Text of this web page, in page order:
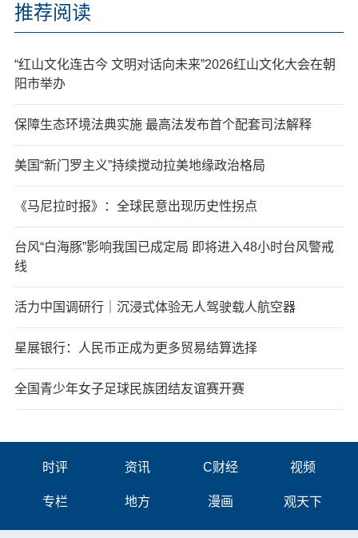
推荐阅读
“红山文化连古今 文明对话向未来”2026红山文化大会在朝
阳市举办
保障生态环境法典实施 最高法发布首个配套司法解释
美国“新门罗主义”持续搅动拉美地缘政治格局
《马尼拉时报》：全球民意出现历史性拐点
台风“白海豚”影响我国已成定局 即将进入48小时台风警戒
线
活力中国调研行｜沉浸式体验无人驾驶载人航空器
星展银行：人民币正成为更多贸易结算选择
全国青少年女子足球民族团结友谊赛开赛
时评 资讯 C财经 视频
专栏 地方 漫画 观天下